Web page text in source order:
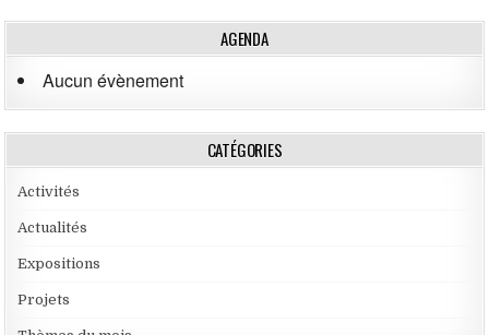
AGENDA
Aucun évènement
CATÉGORIES
Activités
Actualités
Expositions
Projets